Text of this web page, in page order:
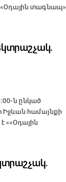
տագնապ»
ն ընկած
համայնքի
««Օդային